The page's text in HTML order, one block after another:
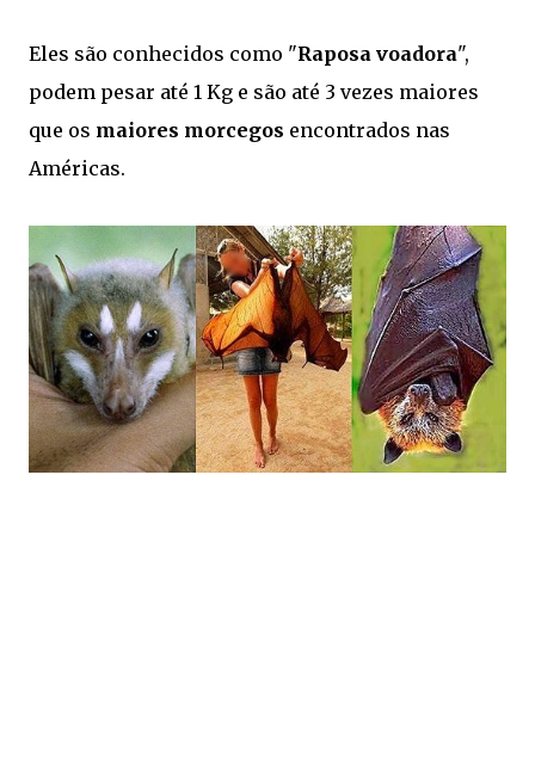
Eles são conhecidos como "Raposa voadora",
podem pesar até 1 Kg e são até 3 vezes maiores
que os maiores morcegos encontrados nas
Américas.